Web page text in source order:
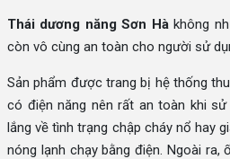
Thái dương năng Sơn Hàkhông
còn vô cùng an toàn cho người sử
Sản phẩm được trang bị hệ thống
có điện năng nên rất an toàn khi sử
lắng về tình trạng chập cháy nổ hay
nóng lạnh chạy bằng điện. Ngoài ra,